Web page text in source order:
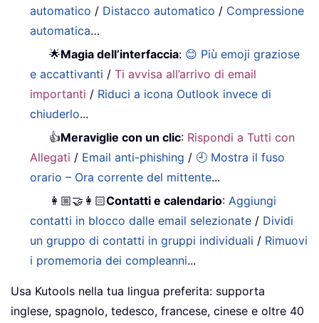
automatico / Distacco automatico / Compressione
automatica…
🌟Magia dell’interfaccia: 😊 Più emoji graziose
e accattivanti /Ti avvisa all’arrivo di email
importanti / Riduci a icona Outlook invece di
chiuderlo...
👍Meraviglie con un clic: Rispondi a Tutti con
Allegati / Email anti-phishing / 🕘 Mostra il fuso
orario – Ora corrente del mittente...
👩🏼‍🤝‍👩🏻Contatti e calendario:Aggiungi
contatti in blocco dalle email selezionate / Dividi
un gruppo di contatti in gruppi individuali / Rimuovi
i promemoria dei compleanni...
Usa Kutools nella tua lingua preferita: supporta
inglese, spagnolo, tedesco, francese, cinese e oltre 40